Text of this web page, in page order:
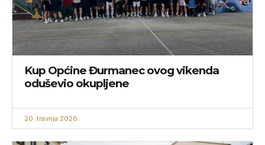
Kup Općine Đurmanec ovog vikenda
oduševio okupljene
20. travnja 2026.